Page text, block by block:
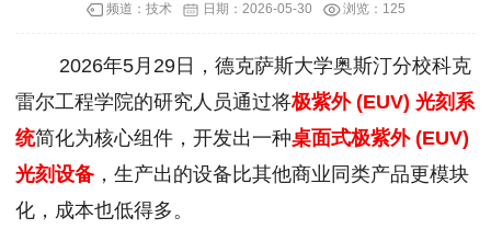
频道： 技术 日期： 2026-05-30 浏览：125
2026年5月29日，德克萨斯大学奥斯汀分校科克
雷尔工程学院的研究人员通过将极紫外 (EUV) 光刻系
统简化为核心组件，开发出一种桌面式极紫外 (EUV)
光刻设备 ，生产出的设备比其他商业同类产品更模块
化，成本也低得多。